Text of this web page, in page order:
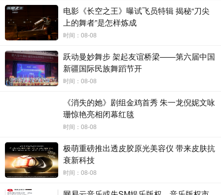
电影《长空之王》曝试飞员特辑 揭秘“刀尖
上的舞者”是怎样炼成
时间：08-08
跃动曼妙舞步 架起友谊桥梁——第六届中国
新疆国际民族舞蹈节开
时间：08-08
《消失的她》剧组金鸡首秀 朱一龙倪妮文咏
珊惊艳亮相闭幕红毯
时间：08-08
极萌重磅推出透皮胶原光美容仪 带来皮肤抗
衰新科技
时间：08-08